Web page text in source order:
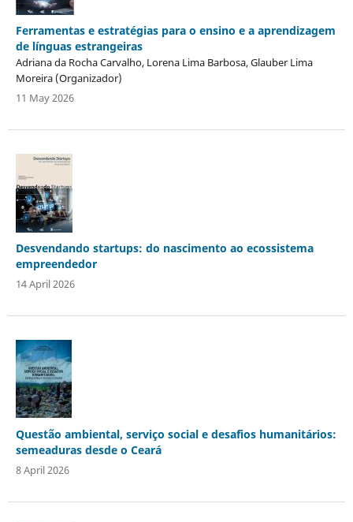
Ferramentas e estratégias para o ensino e a aprendizagem
de línguas estrangeiras
Adriana da Rocha Carvalho, Lorena Lima Barbosa, Glauber Lima
Moreira (Organizador)
11 May 2026
Desvendando startups: do nascimento ao ecossistema
empreendedor
14 April 2026
Questão ambiental, serviço social e desafios humanitários:
semeaduras desde o Ceará
8 April 2026